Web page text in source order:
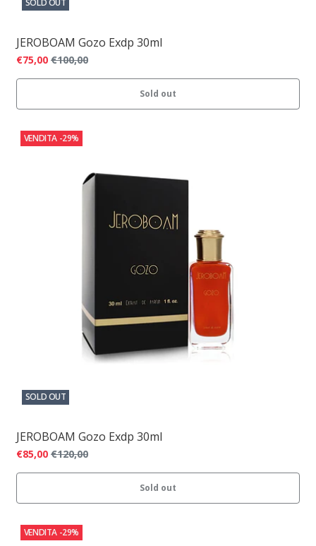
SOLD OUT
JEROBOAM Gozo Exdp 30ml
€75,00 €100,00
Sold out
VENDITA -29%
SOLD OUT
JEROBOAM Gozo Exdp 30ml
€85,00 €120,00
Sold out
VENDITA -29%